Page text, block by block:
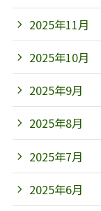
2025年11月
2025年10月
2025年9月
2025年8月
2025年7月
2025年6月